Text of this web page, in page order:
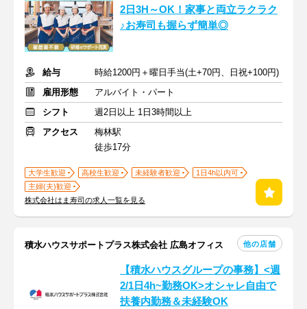
2日3H～OK！家事と両立ラクラク
♪お寿司も握らず簡単◎
給与
時給1200円＋曜日手当(土+70円、日祝+100円)
雇用形態
アルバイト・パート
シフト
週2日以上 1日3時間以上
アクセス
梅林駅
徒歩17分
大学生歓迎 高校生歓迎 未経験者歓迎
1日4h以内可
主婦(夫)歓迎
株式会社はま寿司の求人一覧を見る
積水ハウスサポートプラス株式会社 広島オフィス 他の店舗
【積水ハウスグループの事務】<週
2/1日4h~勤務OK>オシャレ自由で
扶養内勤務＆未経験OK